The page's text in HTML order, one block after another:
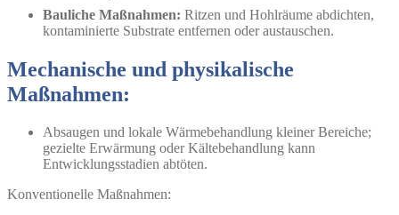
Bauliche Maßnahmen: Ritzen und Hohlräume abdichten,
kontaminierte Substrate entfernen oder austauschen.
Mechanische und physikalische
Maßnahmen:
Absaugen und lokale Wärmebehandlung kleiner Bereiche;
gezielte Erwärmung oder Kältebehandlung kann
Entwicklungsstadien abtöten.
Konventionelle Maßnahmen: